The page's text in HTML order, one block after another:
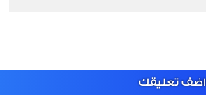
اضف تعليقك